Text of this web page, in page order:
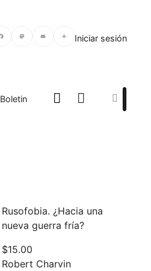
Iniciar sesión
Boletin
Rusofobia. ¿Hacia una
nueva guerra fría?
$15.00
Robert Charvin